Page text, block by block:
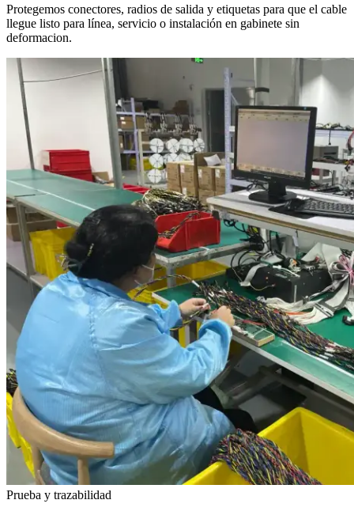
Protegemos conectores, radios de salida y etiquetas para que el cable
llegue listo para línea, servicio o instalación en gabinete sin
deformacion.
Prueba y trazabilidad